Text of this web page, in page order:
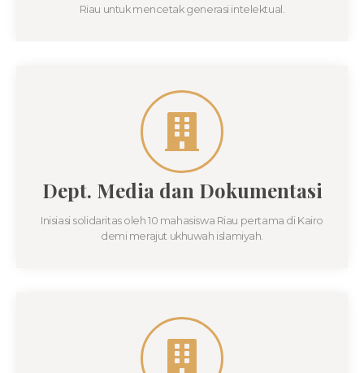
Riau untuk mencetak generasi intelektual.
Dept. Media dan Dokumentasi
Inisiasi solidaritas oleh 10 mahasiswa Riau pertama di Kairo
demi merajut ukhuwah islamiyah.